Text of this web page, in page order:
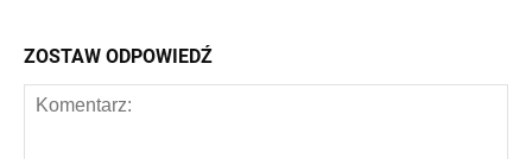
ZOSTAW ODPOWIEDŹ